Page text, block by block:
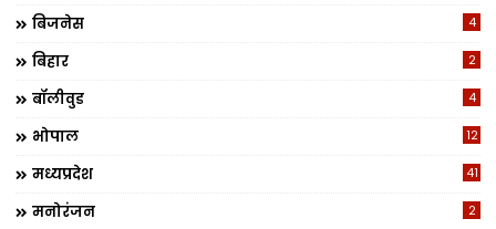
बिजनेस 4
बिहार 2
बॉलीवुड 4
भोपाल 12
मध्यप्रदेश 41
मनोरंजन 2